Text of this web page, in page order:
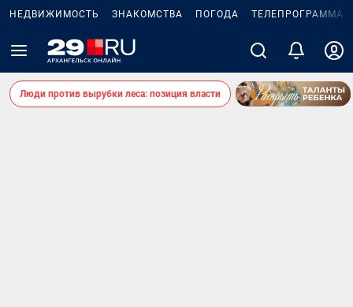
НЕДВИЖИМОСТЬ ЗНАКОМСТВА ПОГОДА ТЕЛЕПРОГРАММА
Люди против вырубки леса: позиция власти